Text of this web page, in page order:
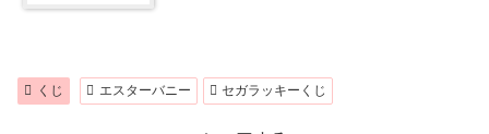
くじ エスターバニー セガラッキーくじ